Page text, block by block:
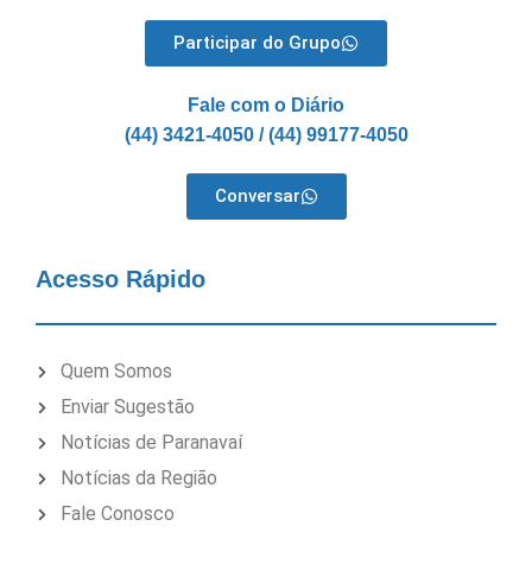
Participar do Grupo
Fale com o Diário
(44) 3421-4050 / (44) 99177-4050
Conversar
Acesso Rápido
Quem Somos
Enviar Sugestão
Notícias de Paranavaí
Notícias da Região
Fale Conosco